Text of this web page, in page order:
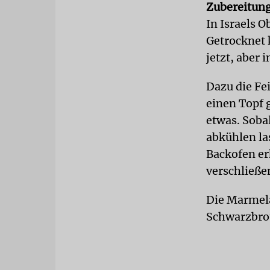
In Israels
Getrocknet
jetzt, aber
Dazu die
einen Topf
etwas.
abkühlen
Backofen
Die